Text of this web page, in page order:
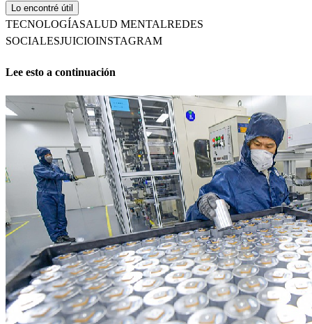
Lo encontré útil
TECNOLOGÍASALUD MENTALREDES
SOCIALESJUICIOINSTAGRAM
Lee esto a continuación